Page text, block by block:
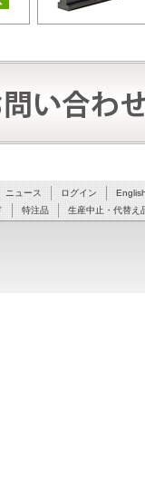
ニュース ログイン
特注品 生産中止・代替え